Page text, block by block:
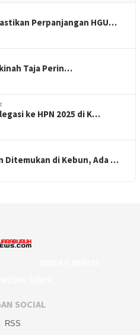
Perpanjangan HGU…
Taja Perin…
ke HPN 2025 di K…
Ditemukan di Kebun, Ada …
SOCIAL
RSS